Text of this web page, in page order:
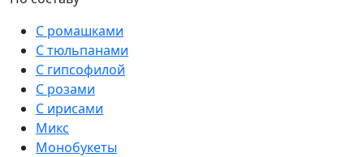
С ромашками
С тюльпанами
С гипсофилой
С розами
С ирисами
Микс
Монобукеты